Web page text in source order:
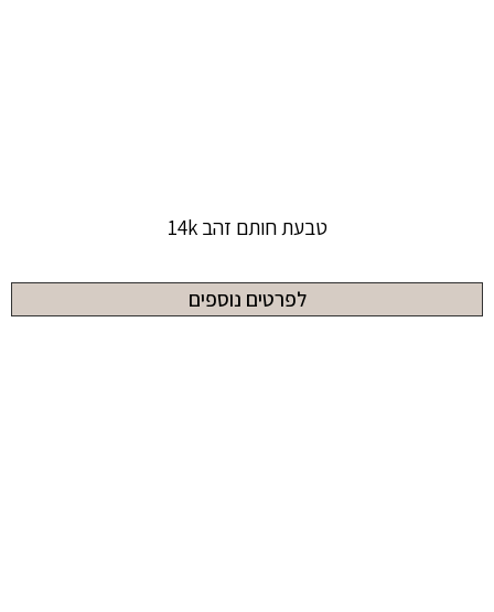
טבעת חותם זהב 14k
לפרטים נוספים